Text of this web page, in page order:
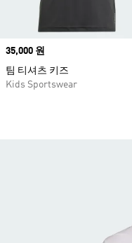
Price
35,000 원
팀 티셔츠 키즈
Kids Sportswear